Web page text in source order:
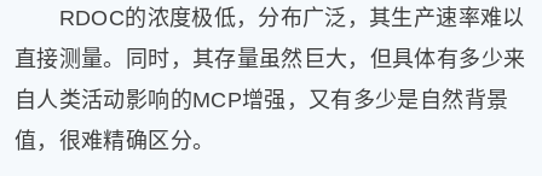
RDOC的浓度极低，分布广泛，其生产速率难以
直接测量。同时，其存量虽然巨大，但具体有多少来
自人类活动影响的MCP增强，又有多少是自然背景
值，很难精确区分。